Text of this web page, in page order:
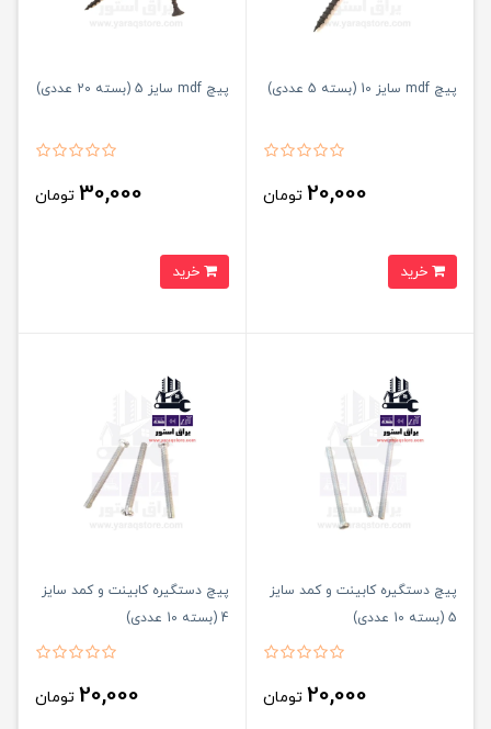
پیچ mdf سایز 10 (بسته 5 عددی)
20,000 تومان
پیچ mdf سایز 5 (بسته 20 عددی)
30,000 تومان
پیچ دستگیره کابینت و کمد سایز
5 (بسته 10 عددی)
20,000 تومان
پیچ دستگیره کابینت و کمد سایز
4 (بسته 10 عددی)
20,000 تومان